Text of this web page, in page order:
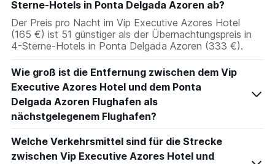
Sterne-Hotels in Ponta Delgada Azoren ab?
Der Preis pro Nacht im Vip Executive Azores Hotel
(165 €) ist 51 günstiger als der Übernachtungspreis in
4-Sterne-Hotels in Ponta Delgada Azoren (333 €).
Wie groß ist die Entfernung zwischen dem Vip
Executive Azores Hotel und dem Ponta
Delgada Azoren Flughafen als
nächstgelegenem Flughafen?
Welche Verkehrsmittel sind für die Strecke
zwischen Vip Executive Azores Hotel und